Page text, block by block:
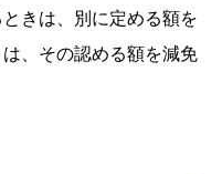
きは、別に定める額を
、その認める額を減免